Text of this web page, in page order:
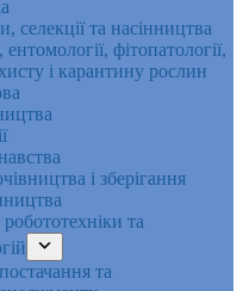
селекції та насінництва
фітопатології,
і карантину рослин
і зберігання
та
та